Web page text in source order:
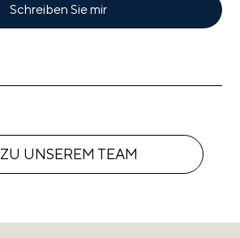
Schreiben Sie mir
ZU UNSEREM TEAM